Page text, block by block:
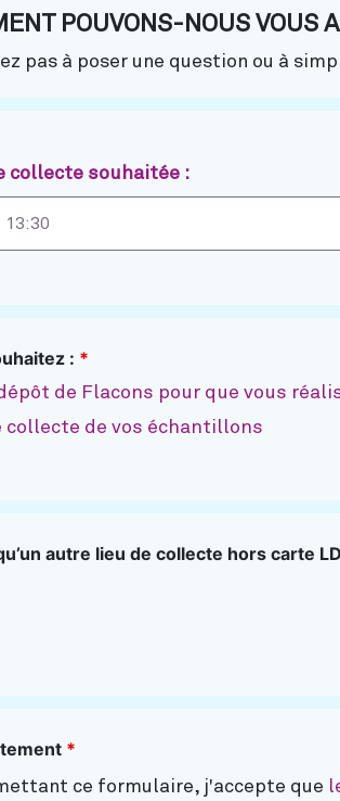
POUVONS-NOUS VOUS
pas à poser une question ou à
collecte souhaitée :
: *
de Flacons pour que vous
collecte de vos échantillons
autre lieu de collecte hors carte
*
ce formulaire, j'accepte que